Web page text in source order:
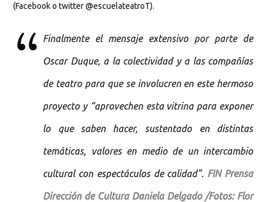
(Facebook o twitter @escuelateatroT).
Finalmente el mensaje extensivo por parte de
Oscar Duque, a la colectividad y a las compañías
de teatro para que se involucren en este hermoso
proyecto y “aprovechen esta vitrina para exponer
lo que saben hacer, sustentado en distintas
temáticas, valores en medio de un intercambio
cultural con espectáculos de calidad”. FIN Prensa
Dirección de Cultura Daniela Delgado /Fotos: Flor